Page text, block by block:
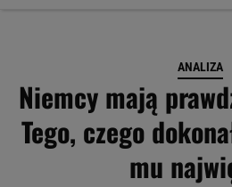
ANALIZA
Niemcy mają
Tego, czego
mu